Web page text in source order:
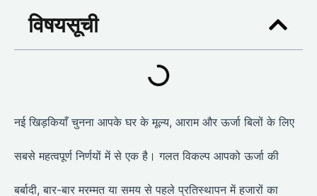
विषयसूची
नई खिड़कियाँ चुनना आपके घर के मूल्य, आराम और ऊर्जा बिलों के लिए
सबसे महत्वपूर्ण निर्णयों में से एक है। गलत विकल्प आपको ऊर्जा की
बर्बादी, बार-बार मरम्मत या समय से पहले प्रतिस्थापन में हजारों का